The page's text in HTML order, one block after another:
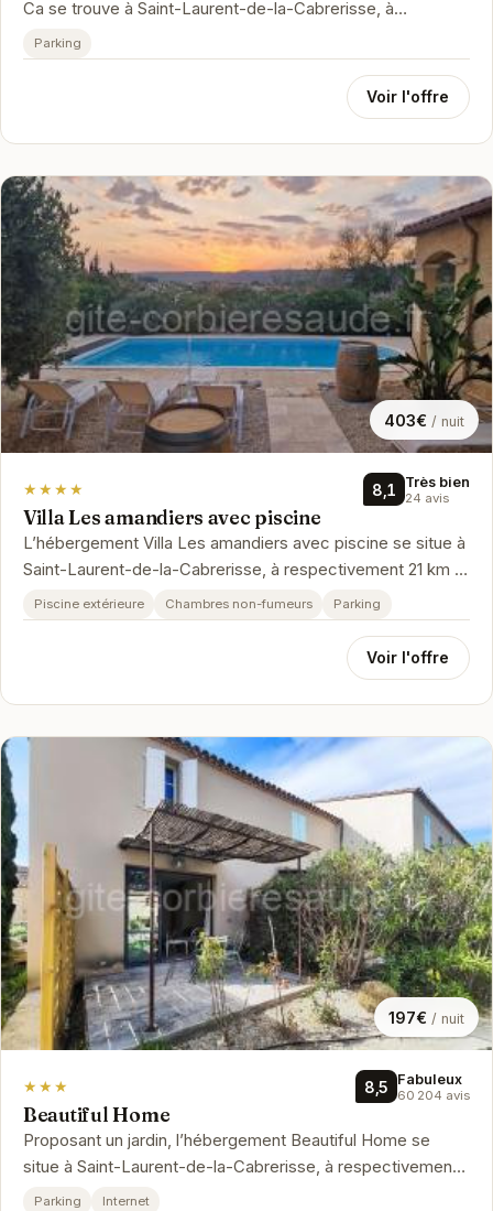
Ca se trouve à Saint-Laurent-de-la-Cabrerisse, à
respectivement 27 km, 28 km et...
Parking
Voir l'offre
403€ / nuit
★★★★ 8,1 Très bien
24 avis
Villa Les amandiers avec piscine
L’hébergement Villa Les amandiers avec piscine se situe à
Saint-Laurent-de-la-Cabrerisse, à respectivement 21 km et
27 km de ces l...
Piscine extérieure Chambres non-fumeurs Parking
Voir l'offre
197€ / nuit
★★★ 8,5 Fabuleux
60 204 avis
Beautiful Home
Proposant un jardin, l’hébergement Beautiful Home se
situe à Saint-Laurent-de-la-Cabrerisse, à respectivement
22 km, 27 km et 28 k...
Parking Internet